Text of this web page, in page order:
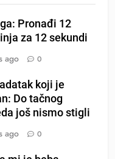
Pronađi 12
za 12 sekundi
ago 0
koji je
Do tačnog
još nismo stigli
ago 0